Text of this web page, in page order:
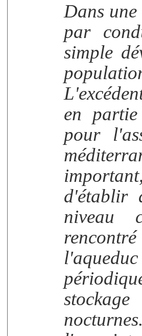
Dans
par
simple
en
pour
d'établir
niveau